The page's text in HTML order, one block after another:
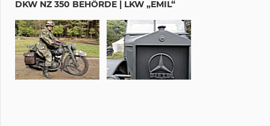
DKW NZ 350 BEHÖRDE | LKW „EMIL“